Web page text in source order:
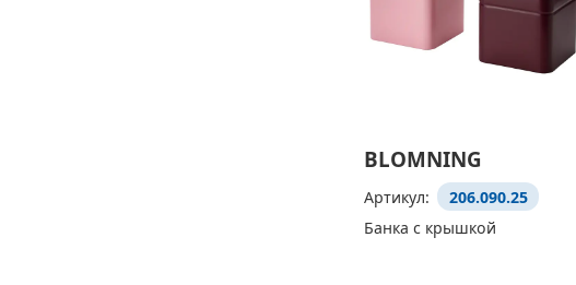
BLOMNING
Артикул:
206.090.25
Банка с крышкой